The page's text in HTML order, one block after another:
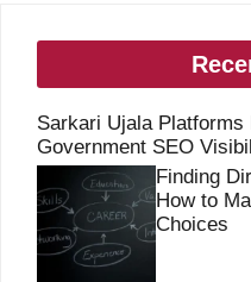
Sarkari Ujala Platforms
Government SEO
Finding
How to
Choices